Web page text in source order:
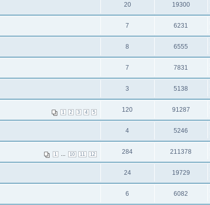
20 19300
7 6231
8 6555
7 7831
3 5138
1 2 3 4 5 120 91287
4 5246
1 10 11 12 284 211378
24 19729
6 6082